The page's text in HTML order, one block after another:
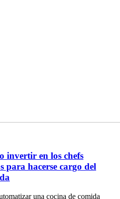
invertir en los chefs
para hacerse cargo del
una cocina de comida